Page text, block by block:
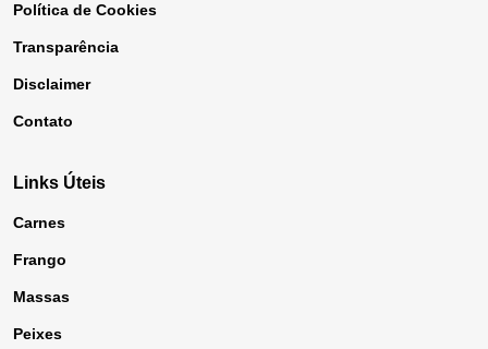
Política de Cookies
Transparência
Disclaimer
Contato
Links Úteis
Carnes
Frango
Massas
Peixes